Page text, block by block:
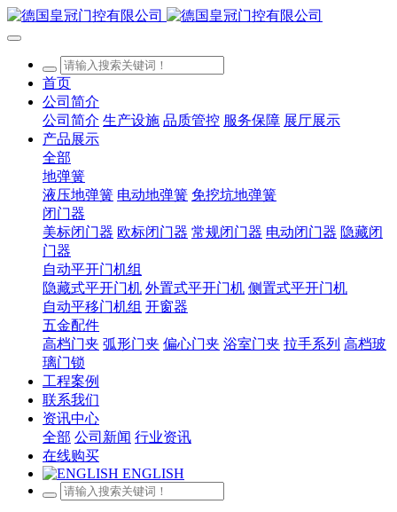
首页
公司简介
公司简介 生产设施 品质管控 服务保障 展厅展示
产品展示
全部
地弹簧
液压地弹簧 电动地弹簧 免挖坑地弹簧
闭门器
美标闭门器 欧标闭门器 常规闭门器 电动闭门器 隐藏闭
门器
自动平开门机组
隐藏式平开门机 外置式平开门机 侧置式平开门机
自动平移门机组 开窗器
五金配件
高档门夹 弧形门夹 偏心门夹 浴室门夹 拉手系列 高档玻
璃门锁
工程案例
联系我们
资讯中心
全部 公司新闻 行业资讯
在线购买
ENGLISH